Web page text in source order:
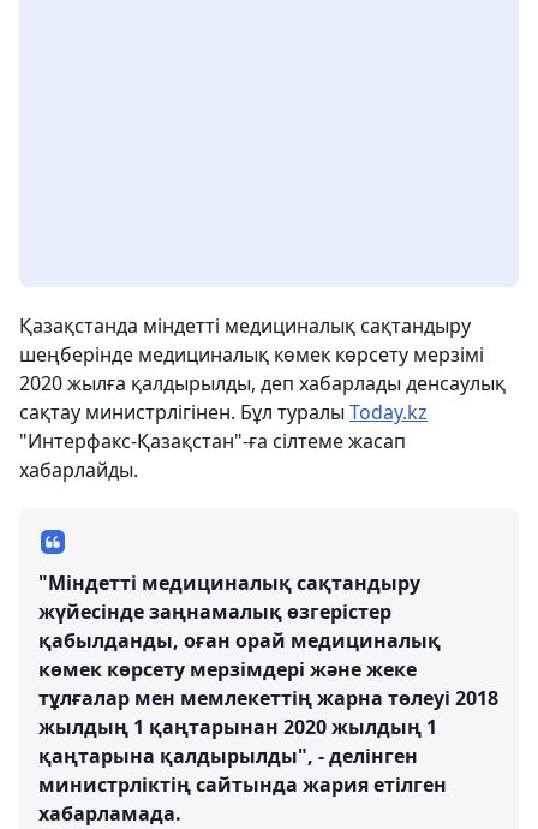
Қазақстанда міндетті медициналық сақтандыру
шеңберінде медициналық көмек көрсету мерзімі
2020 жылға қалдырылды, деп хабарлады денсаулық
сақтау министрлігінен. Бұл туралы Today.kz
"Интерфакс-Қазақстан"-ға сілтеме жасап
хабарлайды.
"Міндетті медициналық сақтандыру
жүйесінде заңнамалық өзгерістер
қабылданды, оған орай медициналық
көмек көрсету мерзімдері және жеке
тұлғалар мен мемлекеттің жарна төлеуі 2018
жылдың 1 қаңтарынан 2020 жылдың 1
қаңтарына қалдырылды", - делінген
министрліктің сайтында жария етілген
хабарламада.